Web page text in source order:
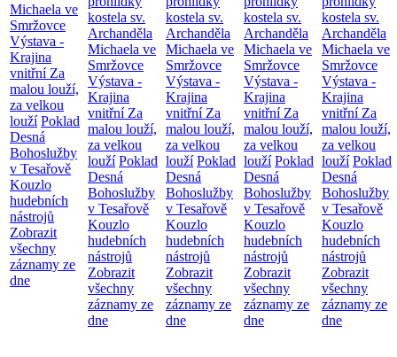
Michaela ve
Smržovce
Výstava -
Krajina
vnitřní Za
malou louží,
za velkou
louží Poklad
Desná
Bohoslužby
v Tesařově
Kouzlo
hudebních
nástrojů
Zobrazit
všechny
záznamy ze
dne
kostela sv.
Archanděla
Michaela ve
Smržovce
Výstava -
Krajina
vnitřní Za
malou louží,
za velkou
louží Poklad
Desná
Bohoslužby
v Tesařově
Kouzlo
hudebních
nástrojů
Zobrazit
všechny
záznamy ze
dne
kostela sv.
Archanděla
Michaela ve
Smržovce
Výstava -
Krajina
vnitřní Za
malou louží,
za velkou
louží Poklad
Desná
Bohoslužby
v Tesařově
Kouzlo
hudebních
nástrojů
Zobrazit
všechny
záznamy ze
dne
kostela sv.
Archanděla
Michaela ve
Smržovce
Výstava -
Krajina
vnitřní Za
malou louží,
za velkou
louží Poklad
Desná
Bohoslužby
v Tesařově
Kouzlo
hudebních
nástrojů
Zobrazit
všechny
záznamy ze
dne
kostela sv.
Archanděla
Michaela ve
Smržovce
Výstava -
Krajina
vnitřní Za
malou louží,
za velkou
louží Poklad
Desná
Bohoslužby
v Tesařově
Kouzlo
hudebních
nástrojů
Zobrazit
všechny
záznamy ze
dne